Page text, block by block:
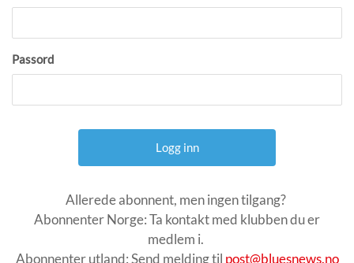
Passord
Allerede abonnent, men ingen tilgang?
Abonnenter Norge: Ta kontakt med klubben du er
medlem i.
Abonnenter utland: Send melding til post@bluesnews.no